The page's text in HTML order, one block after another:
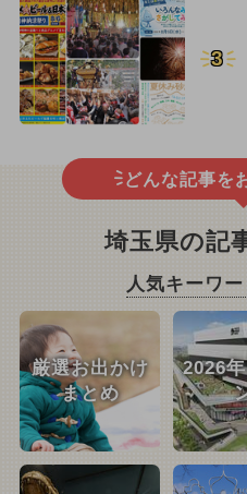
3
どんな記事を
埼玉県の記
人気キーワ
厳選お出かけ
まとめ
2026